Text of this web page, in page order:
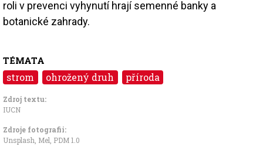
roli v prevenci vyhynutí hrají semenné banky a
botanické zahrady.
TÉMATA
strom ohrožený druh příroda
Zdroj textu:
IUCN
Zdroje fotografii:
Unsplash, Mel PDM 1.0